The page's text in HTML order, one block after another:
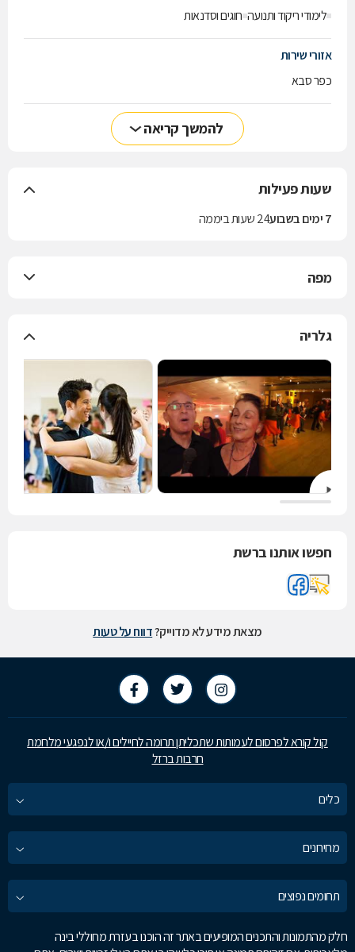
לימודי ריקוד ותנועה חוגים וסדנאות
אזורי שירות
כפר סבא
להמשך קריאה
שעות פעילות
7 ימים בשבוע 24 שעות ביממה
מפה
גלריה
חפשו אותנו ברשת
מצאת מידע לא מדוייק?דווח על טעות
קול קורא לפרסום לעמותות שתכליתן תרומה לחיילים ו/או לנפגעי מלחמת
חרבות ברזל
כלים
מחירונים
תחומים נפוצים
חלק מהתמונות והתכנים המופיעים באתר זה הוכנו בעזרת מחוללי בינה